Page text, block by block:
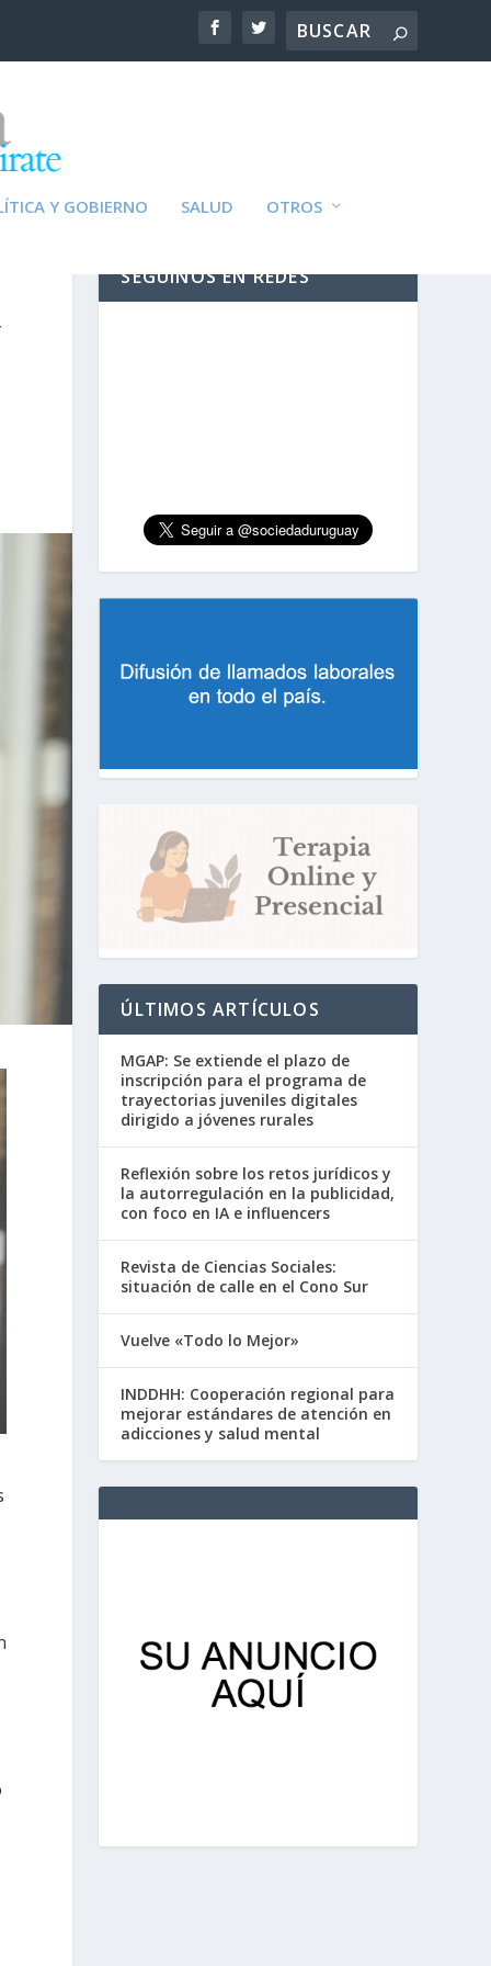
Y GOBIERNO SALUD OTROS
SEGUINOS EN REDES
ÚLTIMOS ARTÍCULOS
MGAP: Se extiende el plazo de
inscripción para el programa de
trayectorias juveniles digitales
dirigido a jóvenes rurales
Reflexión sobre los retos jurídicos y
la autorregulación en la publicidad,
con foco en IA e influencers
Revista de Ciencias Sociales:
situación de calle en el Cono Sur
Vuelve «Todo lo Mejor»
INDDHH: Cooperación regional para
mejorar estándares de atención en
adicciones y salud mental